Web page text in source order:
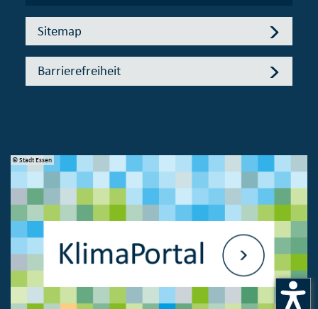
Sitemap
Barrierefreiheit
© Stadt Essen